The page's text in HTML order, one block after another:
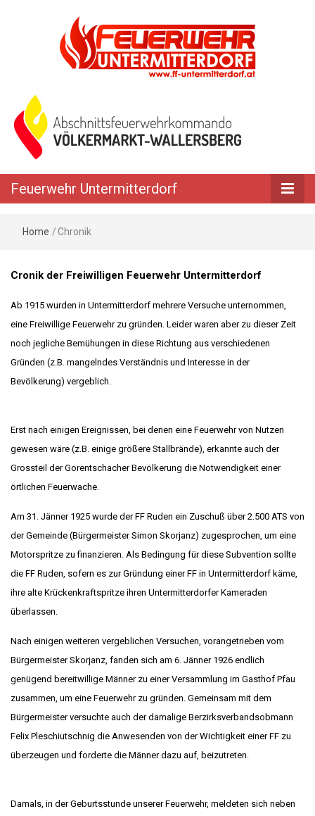
Feuerwehr Untermitterdorf
Home /Chronik
Cronik der Freiwilligen Feuerwehr Untermitterdorf
Ab 1915 wurden in Untermitterdorf mehrere Versuche unternommen,
eine Freiwillige Feuerwehr zu gründen. Leider waren aber zu dieser Zeit
noch jegliche Bemühungen in diese Richtung aus verschiedenen
Gründen (z.B. mangelndes Verständnis und Interesse in der
Bevölkerung) vergeblich.
Erst nach einigen Ereignissen, bei denen eine Feuerwehr von Nutzen
gewesen wäre (z.B. einige größere Stallbrände), erkannte auch der
Grossteil der Gorentschacher Bevölkerung die Notwendigkeit einer
örtlichen Feuerwache.
Am 31. Jänner 1925 wurde der FF Ruden ein Zuschuß über 2.500 ATS von
der Gemeinde (Bürgermeister Simon Skorjanz) zugesprochen, um eine
Motorspritze zu finanzieren. Als Bedingung für diese Subvention sollte
die FF Ruden, sofern es zur Gründung einer FF in Untermitterdorf käme,
ihre alte Krückenkraftspritze ihren Untermitterdorfer Kameraden
überlassen.
Nach einigen weiteren vergeblichen Versuchen, vorangetrieben vom
Bürgermeister Skorjanz, fanden sich am 6. Jänner 1926 endlich
genügend bereitwillige Männer zu einer Versammlung im Gasthof Pfau
zusammen, um eine Feuerwehr zu gründen. Gemeinsam mit dem
Bürgermeister versuchte auch der damalige Berzirksverbandsobmann
Felix Pleschiutschnig die Anwesenden von der Wichtigkeit einer FF zu
überzeugen und forderte die Männer dazu auf, beizutreten.
Damals, in der Geburtsstunde unserer Feuerwehr, meldeten sich neben